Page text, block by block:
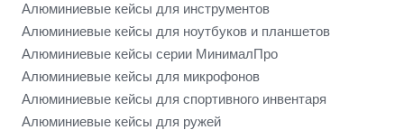
Алюминиевые кейсы для инструментов
Алюминиевые кейсы для ноутбуков и планшетов
Алюминиевые кейсы серии МинималПро
Алюминиевые кейсы для микрофонов
Алюминиевые кейсы для спортивного инвентаря
Алюминиевые кейсы для ружей